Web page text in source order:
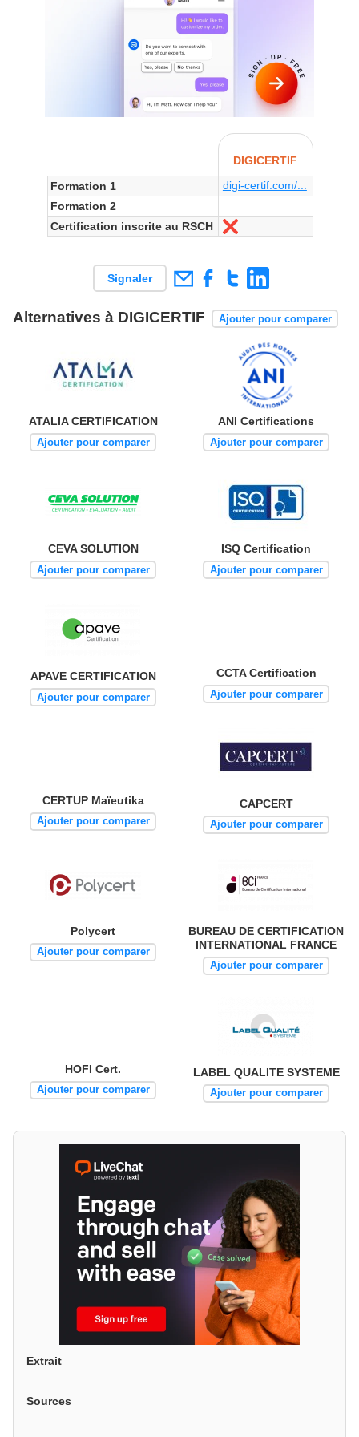
DIGICERTIF
Formation 1
digi-certif.com/...
Formation 2
Certification inscrite au RSCH
Signaler
Alternatives à DIGICERTIF Ajouter pour comparer
ATALIA CERTIFICATION
Ajouter pour comparer
ANI Certifications
Ajouter pour comparer
CEVA SOLUTION
Ajouter pour comparer
ISQ Certification
Ajouter pour comparer
APAVE CERTIFICATION
Ajouter pour comparer
CCTA Certification
Ajouter pour comparer
CERTUP Maïeutika
Ajouter pour comparer
CAPCERT
Ajouter pour comparer
Polycert
Ajouter pour comparer
BUREAU DE CERTIFICATION
INTERNATIONAL FRANCE
Ajouter pour comparer
HOFI Cert.
Ajouter pour comparer
LABEL QUALITE SYSTEME
Ajouter pour comparer
Extrait
Sources